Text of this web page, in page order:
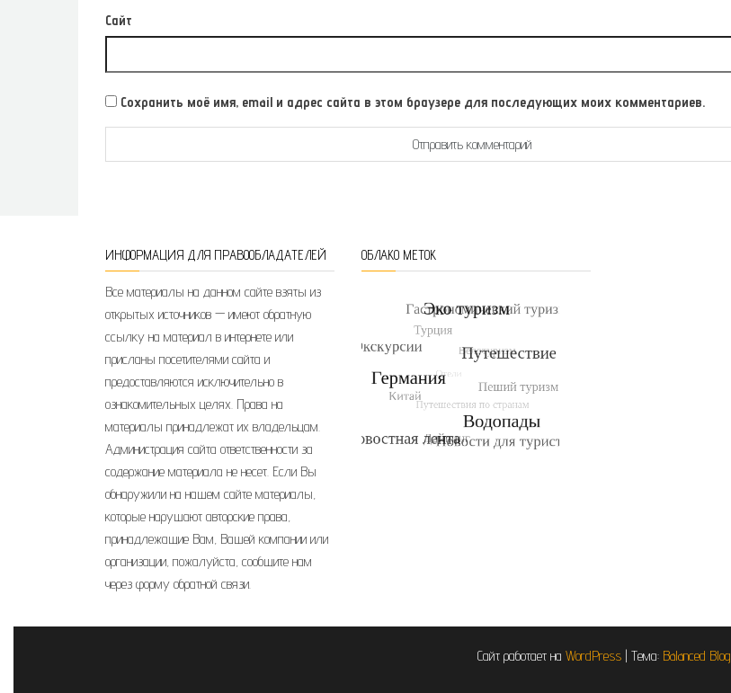
Сайт
Сохранить моё имя, email и адрес сайта в этом браузере для последующих моих комментариев.
ИНФОРМАЦИЯ ДЛЯ ПРАВООБЛАДАТЕЛЕЙ
Все материалы на данном сайте взяты из
открытых источников — имеют обратную
ссылку на материал в интернете или
присланы посетителями сайта и
предоставляются исключительно в
ознакомительных целях. Права на
материалы принадлежат их владельцам.
Администрация сайта ответственности за
содержание материала не несет. Если Вы
обнаружили на нашем сайте материалы,
которые нарушают авторские права,
принадлежащие Вам, Вашей компании или
организации, пожалуйста, сообщите нам
через форму обратной связи.
ОБЛАКО МЕТОК
Сайт работает на WordPress | Тема: Balanced Blog